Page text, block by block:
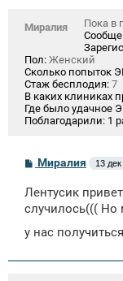
Миралия
Пока в
Пол: Женский
Сколько попыток
Стаж бесплодия: 7
В каких клиниках
Где было удачное
Поблагодарили: 1
С
б
щ
е
н
Миралия 13
Лентусик
случилось(((
у нас